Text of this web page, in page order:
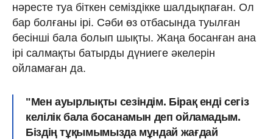
нәресте туа біткен семіздікке шалдықпаған. Ол
бар болғаны ірі. Сәби өз отбасында туылған
бесінші бала болып шықты. Жаңа босанған ана
ірі салмақты батырды дүниеге әкелерін
ойламаған да.
"Мен ауырлықты сезіндім. Бірақ енді сегіз
келілік бала босанамын деп ойламадым.
Біздің тұқымымызда мұндай жағдай